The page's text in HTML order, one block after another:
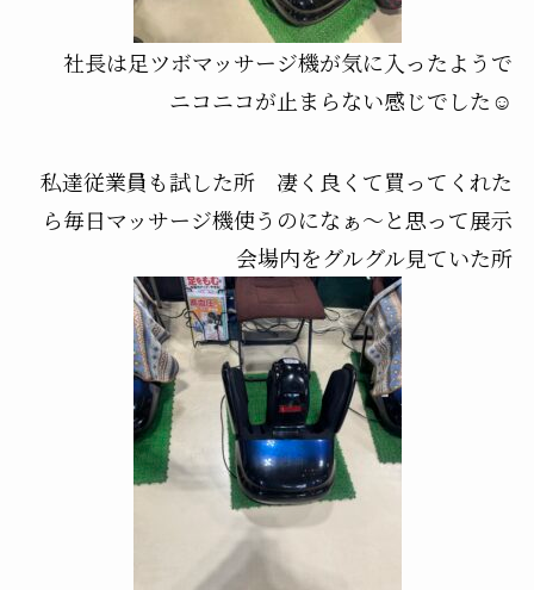
社長は足ツボマッサージ機が気に入ったようで
ニコニコが止まらない感じでした☺️
私達従業員も試した所 凄く良くて買ってくれた
ら毎日マッサージ機使うのになぁ〜と思って展示
会場内をグルグル見ていた所